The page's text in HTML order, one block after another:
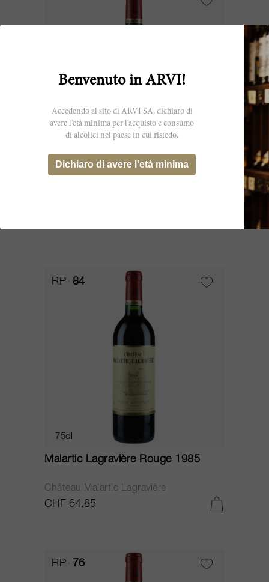
75cl
Malartic Lagravière Rouge 1965
RP 84
75cl
Malartic Lagravière Rouge 1985
Château Malartic Lagravière
CHF 64.85
RP 76
Benvenuto in ARVI!
Accedendo al sito di ARVI SA, dichiaro di
avere l'età minima per l'acquisto e consumo
di alcolici nel paese in cui risiedo.
Dichiaro di avere l'età minima